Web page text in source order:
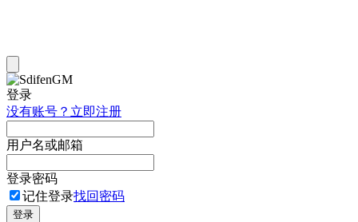
登录
没有账号？立即注册
用户名或邮箱
登录密码
记住登录找回密码
登录